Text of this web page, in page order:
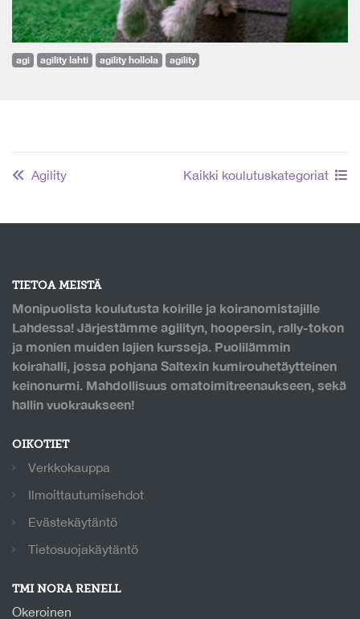
agi agility lahti agility hollola agility
Agility Kaikki koulutuskategoriat
TIETOA MEISTÄ
Monipuolista koulutusta koirille ja koiranomistajille
Lahdessa! Järjestämme agilityn, hoopersin, rally-tokon
ja monien muiden lajien kursseja. Puolilämmin
koirahalli, jossa pohjana Saltexin kumirouhetäytteinen
keinonurmi. Mahdollisuus omatoimitreenaukseen, sekä
hallin vuokraukseen!
OIKOTIET
Verkkokauppa
Ilmoittautumisehdot
Evästekäytäntö
Tietosuojakäytäntö
TMI NORA RENELL
Okeroinen